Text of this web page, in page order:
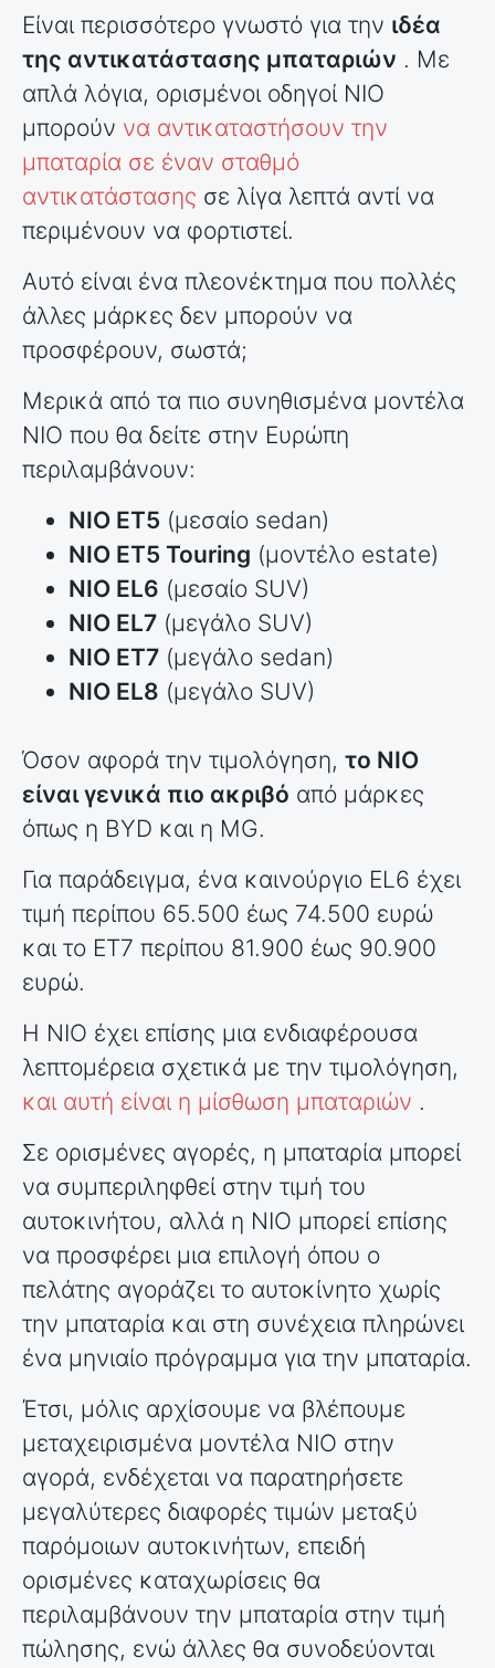
Είναι περισσότερο γνωστό για την ιδέα
της αντικατάστασης μπαταριών . Με
απλά λόγια, ορισμένοι οδηγοί NIO
μπορούν να αντικαταστήσουν την
μπαταρία σε έναν σταθμό
αντικατάστασης σε λίγα λεπτά αντί να
περιμένουν να φορτιστεί.
Αυτό είναι ένα πλεονέκτημα που πολλές
άλλες μάρκες δεν μπορούν να
προσφέρουν, σωστά;
Μερικά από τα πιο συνηθισμένα μοντέλα
NIO που θα δείτε στην Ευρώπη
περιλαμβάνουν:
NIO ET5 (μεσαίο sedan)
NIO ET5 Touring (μοντέλο estate)
NIO EL6 (μεσαίο SUV)
NIO EL7 (μεγάλο SUV)
NIO ET7 (μεγάλο sedan)
NIO EL8 (μεγάλο SUV)
Όσον αφορά την τιμολόγηση, το NIO
είναι γενικά πιο ακριβό από μάρκες
όπως η BYD και η MG.
Για παράδειγμα, ένα καινούργιο EL6 έχει
τιμή περίπου 65.500 έως 74.500 ευρώ
και το ET7 περίπου 81.900 έως 90.900
ευρώ.
Η NIO έχει επίσης μια ενδιαφέρουσα
λεπτομέρεια σχετικά με την τιμολόγηση,
και αυτή είναι η μίσθωση μπαταριών .
Σε ορισμένες αγορές, η μπαταρία μπορεί
να συμπεριληφθεί στην τιμή του
αυτοκινήτου, αλλά η NIO μπορεί επίσης
να προσφέρει μια επιλογή όπου ο
πελάτης αγοράζει το αυτοκίνητο χωρίς
την μπαταρία και στη συνέχεια πληρώνει
ένα μηνιαίο πρόγραμμα για την μπαταρία.
Έτσι, μόλις αρχίσουμε να βλέπουμε
μεταχειρισμένα μοντέλα NIO στην
αγορά, ενδέχεται να παρατηρήσετε
μεγαλύτερες διαφορές τιμών μεταξύ
παρόμοιων αυτοκινήτων, επειδή
ορισμένες καταχωρίσεις θα
περιλαμβάνουν την μπαταρία στην τιμή
πώλησης, ενώ άλλες θα συνοδεύονται